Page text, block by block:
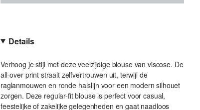
Details
Verhoog je stijl met deze veelzijdige blouse van viscose. De
all-over print straalt zelfvertrouwen uit, terwijl de
raglanmouwen en ronde halslijn voor een modern silhouet
zorgen. Deze regular-fit blouse is perfect voor casual,
feestelijke of zakelijke gelegenheden en gaat naadloos